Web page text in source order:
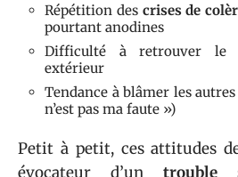
Répétition des crises de
pourtant anodines
Difficulté à retrouver le
extérieur
Tendance à blâmer les
n’est pas ma faute »)
Petit à petit, ces attitudes
évocateur d’un trouble